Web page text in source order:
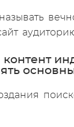
контент